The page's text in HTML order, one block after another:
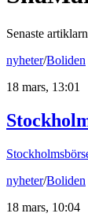
Senaste
nyheter/Boliden
18 mars, 13:01
nyheter/Boliden
18 mars, 10:04